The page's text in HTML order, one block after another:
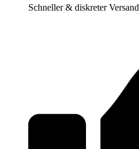
Schneller & diskreter Versand